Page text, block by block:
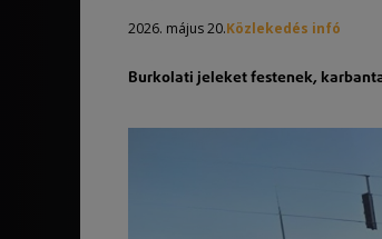
2026. május 20.Közlekedés infó
Burkolati jeleket festenek,